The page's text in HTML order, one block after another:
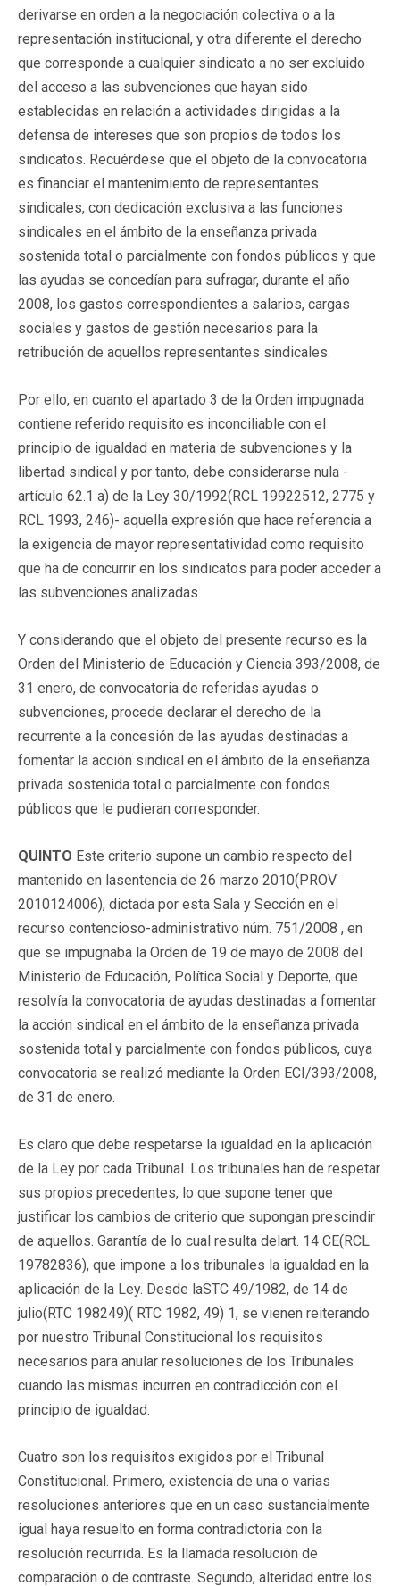
derivarse en orden a la negociación colectiva o a la
representación institucional, y otra diferente el derecho
que corresponde a cualquier sindicato a no ser excluido
del acceso a las subvenciones que hayan sido
establecidas en relación a actividades dirigidas a la
defensa de intereses que son propios de todos los
sindicatos. Recuérdese que el objeto de la convocatoria
es financiar el mantenimiento de representantes
sindicales, con dedicación exclusiva a las funciones
sindicales en el ámbito de la enseñanza privada
sostenida total o parcialmente con fondos públicos y que
las ayudas se concedían para sufragar, durante el año
2008, los gastos correspondientes a salarios, cargas
sociales y gastos de gestión necesarios para la
retribución de aquellos representantes sindicales.
Por ello, en cuanto el apartado 3 de la Orden impugnada
contiene referido requisito es inconciliable con el
principio de igualdad en materia de subvenciones y la
libertad sindical y por tanto, debe considerarse nula -
artículo 62.1 a) de la Ley 30/1992(RCL 19922512, 2775 y
RCL 1993, 246)- aquella expresión que hace referencia a
la exigencia de mayor representatividad como requisito
que ha de concurrir en los sindicatos para poder acceder a
las subvenciones analizadas.
Y considerando que el objeto del presente recurso es la
Orden del Ministerio de Educación y Ciencia 393/2008, de
31 enero, de convocatoria de referidas ayudas o
subvenciones, procede declarar el derecho de la
recurrente a la concesión de las ayudas destinadas a
fomentar la acción sindical en el ámbito de la enseñanza
privada sostenida total o parcialmente con fondos
públicos que le pudieran corresponder.
QUINTO Este criterio supone un cambio respecto del
mantenido en lasentencia de 26 marzo 2010(PROV
2010124006), dictada por esta Sala y Sección en el
recurso contencioso-administrativo núm. 751/2008 , en
que se impugnaba la Orden de 19 de mayo de 2008 del
Ministerio de Educación, Política Social y Deporte, que
resolvía la convocatoria de ayudas destinadas a fomentar
la acción sindical en el ámbito de la enseñanza privada
sostenida total y parcialmente con fondos públicos, cuya
convocatoria se realizó mediante la Orden ECI/393/2008,
de 31 de enero.
Es claro que debe respetarse la igualdad en la aplicación
de la Ley por cada Tribunal. Los tribunales han de respetar
sus propios precedentes, lo que supone tener que
justificar los cambios de criterio que supongan prescindir
de aquellos. Garantía de lo cual resulta delart. 14 CE(RCL
19782836), que impone a los tribunales la igualdad en la
aplicación de la Ley. Desde laSTC 49/1982, de 14 de
julio(RTC 198249)( RTC 1982, 49) 1, se vienen reiterando
por nuestro Tribunal Constitucional los requisitos
necesarios para anular resoluciones de los Tribunales
cuando las mismas incurren en contradicción con el
principio de igualdad.
Cuatro son los requisitos exigidos por el Tribunal
Constitucional. Primero, existencia de una o varias
resoluciones anteriores que en un caso sustancialmente
igual haya resuelto en forma contradictoria con la
resolución recurrida. Es la llamada resolución de
comparación o de contraste. Segundo, alteridad entre los